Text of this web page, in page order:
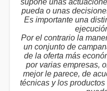
supone unas
pueda o unas
Es importante una
Por el contrario la
un conjunto de
de la oferta más
por varias empresas,
mejor le parece, de
técnicas y los